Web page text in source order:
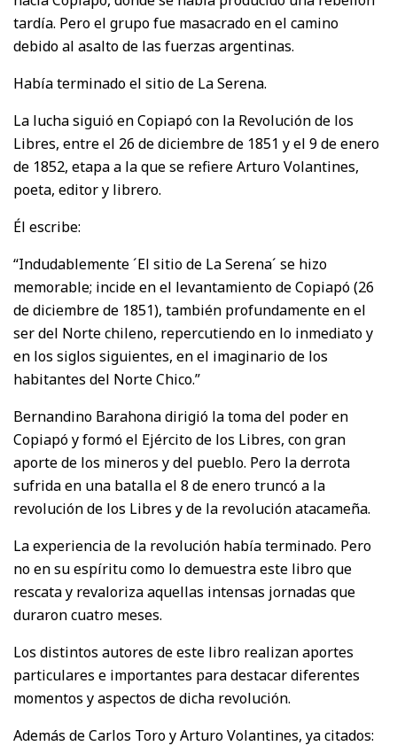
tardía. Pero el grupo fue masacrado en el camino
debido al asalto de las fuerzas argentinas.
Había terminado el sitio de La Serena.
La lucha siguió en Copiapó con la Revolución de los
Libres, entre el 26 de diciembre de 1851 y el 9 de enero
de 1852, etapa a la que se refiere Arturo Volantines,
poeta, editor y librero.
Él escribe:
“Indudablemente ´El sitio de La Serena´ se hizo
memorable; incide en el levantamiento de Copiapó (26
de diciembre de 1851), también profundamente en el
ser del Norte chileno, repercutiendo en lo inmediato y
en los siglos siguientes, en el imaginario de los
habitantes del Norte Chico.”
Bernandino Barahona dirigió la toma del poder en
Copiapó y formó el Ejército de los Libres, con gran
aporte de los mineros y del pueblo. Pero la derrota
sufrida en una batalla el 8 de enero truncó a la
revolución de los Libres y de la revolución atacameña.
La experiencia de la revolución había terminado. Pero
no en su espíritu como lo demuestra este libro que
rescata y revaloriza aquellas intensas jornadas que
duraron cuatro meses.
Los distintos autores de este libro realizan aportes
particulares e importantes para destacar diferentes
momentos y aspectos de dicha revolución.
Además de Carlos Toro y Arturo Volantines, ya citados: